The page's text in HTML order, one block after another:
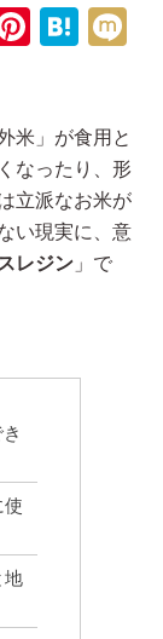
Pi
es
t
H
n
a
米」が食用と
なったり、形
立派なお米が
い現実に、意
レジン 」で
使
地